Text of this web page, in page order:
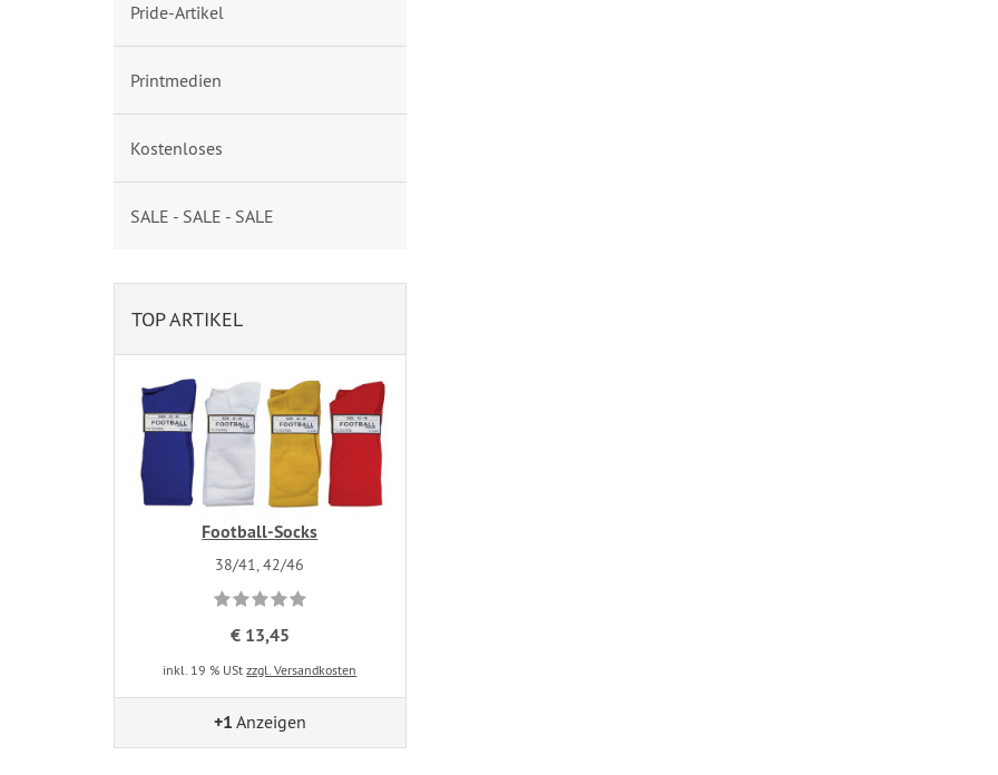
Pride-Artikel
Printmedien
Kostenloses
SALE - SALE - SALE
TOP ARTIKEL
Football-Socks
38/41, 42/46
€ 13,45
inkl. 19 % UStzzgl. Versandkosten
+1 Anzeigen